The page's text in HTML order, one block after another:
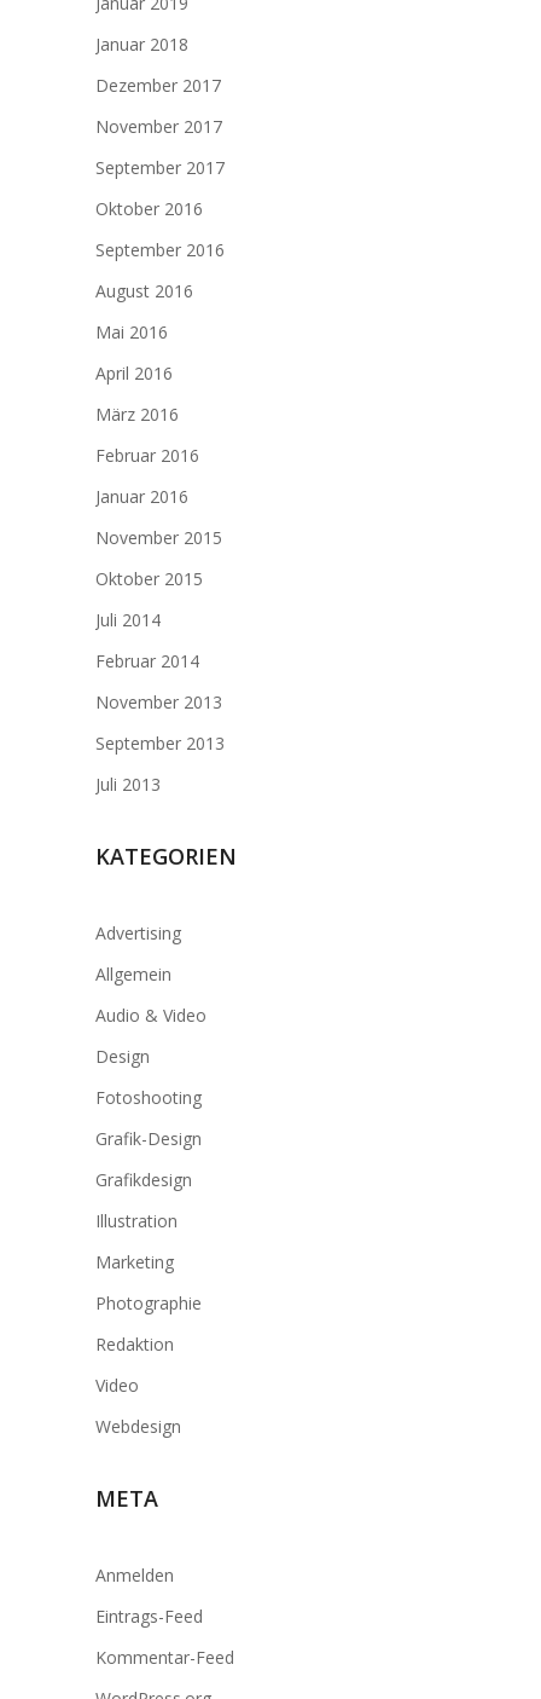
Januar 2018
Dezember 2017
November 2017
September 2017
Oktober 2016
September 2016
August 2016
Mai 2016
April 2016
März 2016
Februar 2016
Januar 2016
November 2015
Oktober 2015
Juli 2014
Februar 2014
November 2013
September 2013
Juli 2013
KATEGORIEN
Advertising
Allgemein
Audio & Video
Design
Fotoshooting
Grafik-Design
Grafikdesign
Illustration
Marketing
Photographie
Redaktion
Video
Webdesign
META
Anmelden
Eintrags-Feed
Kommentar-Feed